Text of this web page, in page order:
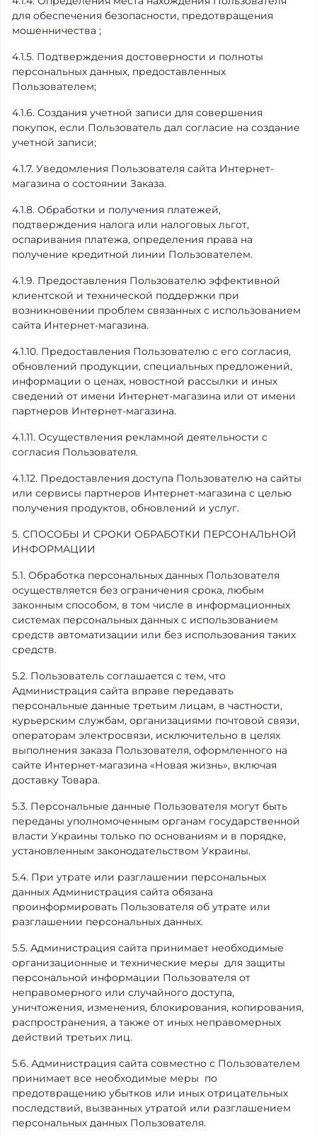
для обеспечения безопасности, предотвращения
мошенничества ;
4.1.5. Подтверждения достоверности и полноты
персональных данных, предоставленных
Пользователем;
4.1.6. Создания учетной записи для совершения
покупок, если Пользователь дал согласие на создание
учетной записи;
4.1.7. Уведомления Пользователя сайта Интернет-
магазина о состоянии Заказа.
4.1.8. Обработки и получения платежей,
подтверждения налога или налоговых льгот,
оспаривания платежа, определения права на
получение кредитной линии Пользователем.
4.1.9. Предоставления Пользователю эффективной
клиентской и технической поддержки при
возникновении проблем связанных с использованием
сайта Интернет-магазина.
4.1.10. Предоставления Пользователю с его согласия,
обновлений продукции, специальных предложений,
информации о ценах, новостной рассылки и иных
сведений от имени Интернет-магазина или от имени
партнеров Интернет-магазина.
4.1.11. Осуществления рекламной деятельности с
согласия Пользователя.
4.1.12. Предоставления доступа Пользователю на сайты
или сервисы партнеров Интернет-магазина с целью
получения продуктов, обновлений и услуг.
5. СПОСОБЫ И СРОКИ ОБРАБОТКИ ПЕРСОНАЛЬНОЙ
ИНФОРМАЦИИ
5.1. Обработка персональных данных Пользователя
осуществляется без ограничения срока, любым
законным способом, в том числе в информационных
системах персональных данных с использованием
средств автоматизации или без использования таких
средств.
5.2. Пользователь соглашается с тем, что
Администрация сайта вправе передавать
персональные данные третьим лицам, в частности,
курьерским службам, организациями почтовой связи,
операторам электросвязи, исключительно в целях
выполнения заказа Пользователя, оформленного на
сайте Интернет-магазина «Новая жизнь», включая
доставку Товара.
5.3. Персональные данные Пользователя могут быть
переданы уполномоченным органам государственной
власти Украины только по основаниям и в порядке,
установленным законодательством Украины.
5.4. При утрате или разглашении персональных
данных Администрация сайта обязана
проинформировать Пользователя об утрате или
разглашении персональных данных.
5.5. Администрация сайта принимает необходимые
организационные и технические меры для защиты
персональной информации Пользователя от
неправомерного или случайного доступа,
уничтожения, изменения, блокирования, копирования,
распространения, а также от иных неправомерных
действий третьих лиц.
5.6. Администрация сайта совместно с Пользователем
принимает все необходимые меры по
предотвращению убытков или иных отрицательных
последствий, вызванных утратой или разглашением
персональных данных Пользователя.